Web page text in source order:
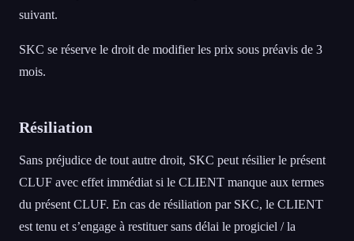
suivant.
SKC se réserve le droit de modifier les prix sous préavis de 3
mois.
Résiliation
Sans préjudice de tout autre droit, SKC peut résilier le présent
CLUF avec effet immédiat si le CLIENT manque aux termes
du présent CLUF. En cas de résiliation par SKC, le CLIENT
est tenu et s’engage à restituer sans délai le progiciel / la